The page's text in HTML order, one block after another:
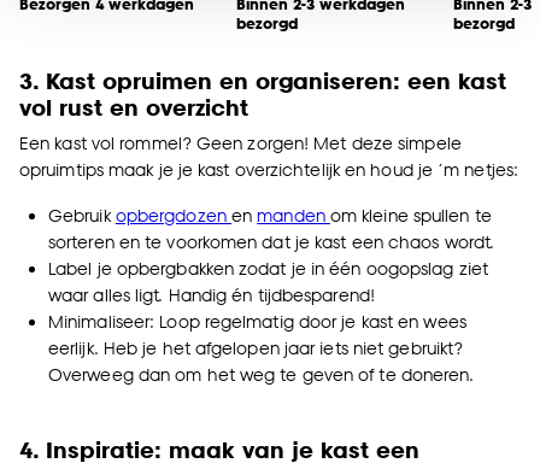
voor kiezen om bepaalde cookies wel of niet te
klikken.
Goed om te weten is dat je deze keuze altijd nog
kan aanpassen, bekijk hiervoor onze
cookieverklaring
Bezorgen 4 werkdagen
Binnen 2-3 werkdagen
bezorgd
Binnen 2-3
bezorgd
3. Kast opruimen en organiseren: een kast
vol rust en overzicht
Een kast vol rommel? Geen zorgen! Met deze simpele
opruimtips maak je je kast overzichtelijk en houd je ‘m netjes:
Gebruikopbergdozen enmanden om kleine spullen te
sorteren en te voorkomen dat je kast een chaos wordt.
Label je opbergbakken zodat je in één oogopslag ziet
waar alles ligt. Handig én tijdbesparend!
Minimaliseer: Loop regelmatig door je kast en wees
eerlijk. Heb je het afgelopen jaar iets niet gebruikt?
Overweeg dan om het weg te geven of te doneren.
4. Inspiratie: maak van je kast een